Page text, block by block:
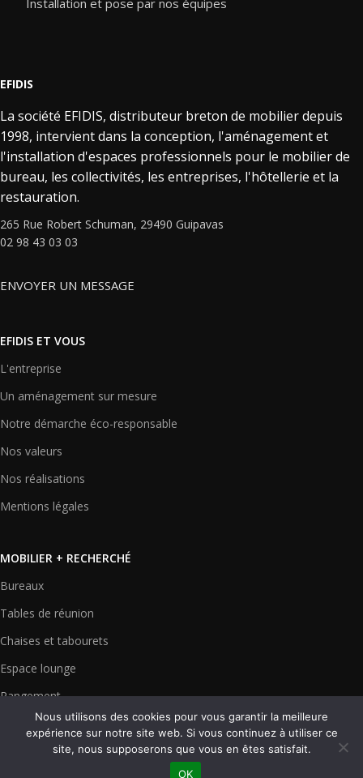
EFIDIS
La société EFIDIS, distributeur breton de mobilier depuis
1998, intervient dans la conception, l'aménagement et
l'installation d'espaces professionnels pour le mobilier de
bureau, les collectivités, les entreprises, l'hôtellerie et la
restauration.
265 Rue Robert Schuman, 29490 Guipavas
02 98 43 03 03
ENVOYER UN MESSAGE
EFIDIS ET VOUS
L'entreprise
Un aménagement sur mesure
Notre démarche éco-responsable
Nos valeurs
Nos réalisations
Mentions légales
MOBILIER + RECHERCHÉ
Bureaux
Tables de réunion
Chaises et tabourets
Espace lounge
Rangement
Cloisons et écrans
Nous utilisons des cookies pour vous garantir la meilleure
expérience sur notre site web. Si vous continuez à utiliser ce
site, nous supposerons que vous en êtes satisfait.
OK